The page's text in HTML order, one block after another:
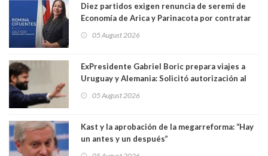
Diez partidos exigen renuncia de seremi de
Economía de Arica y Parinacota por contratar
una militante de RN, detenida con 47 kilos de
05 August 2026
ExPresidente Gabriel Boric prepara viajes a
Uruguay y Alemania: Solicitó autorización al
05 August 2026
Kast y la aprobación de la megarreforma: “Hay
un antes y un después”